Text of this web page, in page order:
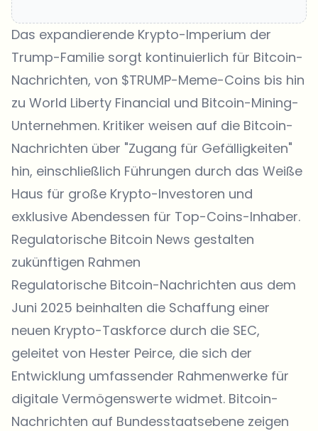
Das expandierende Krypto-Imperium der
Trump-Familie sorgt kontinuierlich für Bitcoin-
Nachrichten, von $TRUMP-Meme-Coins bis hin
zu World Liberty Financial und Bitcoin-Mining-
Unternehmen. Kritiker weisen auf die Bitcoin-
Nachrichten über "Zugang für Gefälligkeiten"
hin, einschließlich Führungen durch das Weiße
Haus für große Krypto-Investoren und
exklusive Abendessen für Top-Coins-Inhaber.
Regulatorische Bitcoin News gestalten
zukünftigen Rahmen
Regulatorische Bitcoin-Nachrichten aus dem
Juni 2025 beinhalten die Schaffung einer
neuen Krypto-Taskforce durch die SEC,
geleitet von Hester Peirce, die sich der
Entwicklung umfassender Rahmenwerke für
digitale Vermögenswerte widmet. Bitcoin-
Nachrichten auf Bundesstaatsebene zeigen